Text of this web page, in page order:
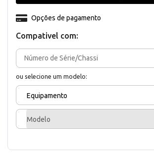
Compativel com:
ou selecione um modelo:
Equipamento
Modelo
Opções de pagamento